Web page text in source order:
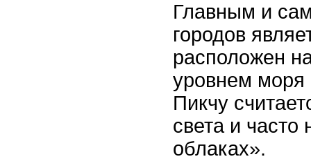
Главным и
городов
расположен
уровнем моря
Пикчу
света и часто
облаках».